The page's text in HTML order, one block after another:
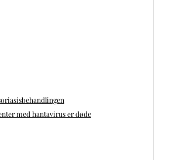
med hantavirus er døde